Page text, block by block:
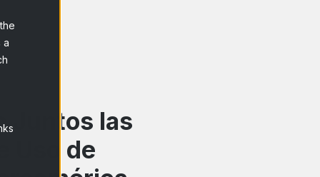
a
Juntos las
Uso de